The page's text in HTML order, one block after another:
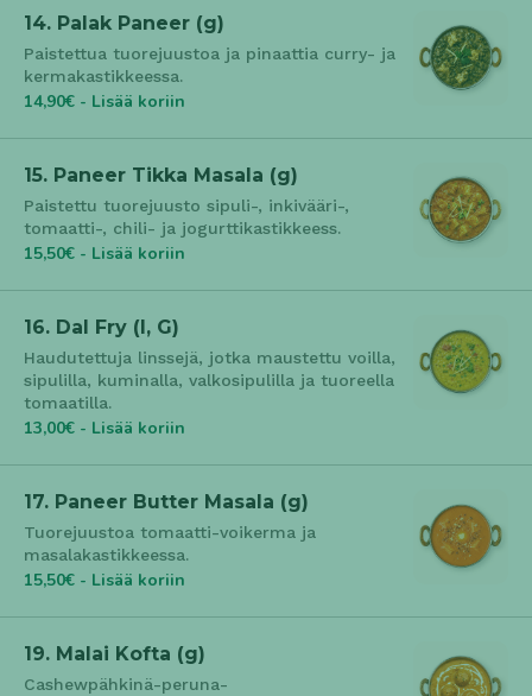
14. Palak Paneer (g)
Paistettua tuorejuustoa ja pinaattia curry- ja
kermakastikkeessa.
14,90€ - Lisää koriin
15. Paneer Tikka Masala (g)
Paistettu tuorejuusto sipuli-, inkivääri-,
tomaatti-, chili- ja jogurttikastikkeess.
15,50€ - Lisää koriin
16. Dal Fry (l, G)
Haudutettuja linssejä, jotka maustettu voilla,
sipulilla, kuminalla, valkosipulilla ja tuoreella
tomaatilla.
13,00€ - Lisää koriin
17. Paneer Butter Masala (g)
Tuorejuustoa tomaatti-voikerma ja
masalakastikkeessa.
15,50€ - Lisää koriin
19. Malai Kofta (g)
Cashewpähkinä-peruna-